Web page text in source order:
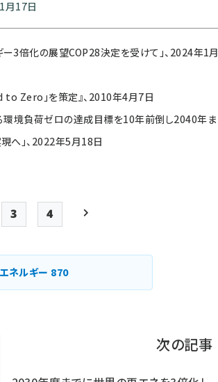
1月17日
3倍化の展望COP28決定を受けて」、2024年1月
to Zero」を策定』、2010年4月7日
環境負荷ゼロの達成目標を10年前倒し2040年ま
へ」、2022年5月18日
Page
3
Page
4
ネルギー 870
次の記事